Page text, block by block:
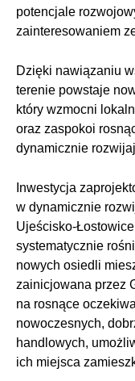
potencjale
zainteresowaniem
Dzięki nawiązaniu
terenie powstaje
który wzmocni
oraz zaspokoi
dynamicznie
Inwestycja
w dynamicznie
Ujeścisko-
systematycznie
nowych osiedli
zainicjowana przez
na rosnące
nowoczesnych,
handlowych,
ich miejsca